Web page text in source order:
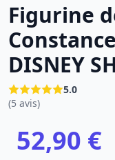
Figurine
DISNEY
5.0
(5 avis)
52,90 €